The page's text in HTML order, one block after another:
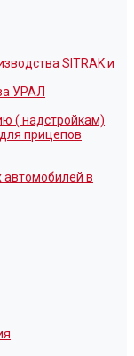
SITRAK и
УРАЛ
( надстройкам)
прицепов
автомобилей в